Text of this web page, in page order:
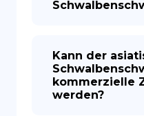
Kann der
kommerzielle
werden?